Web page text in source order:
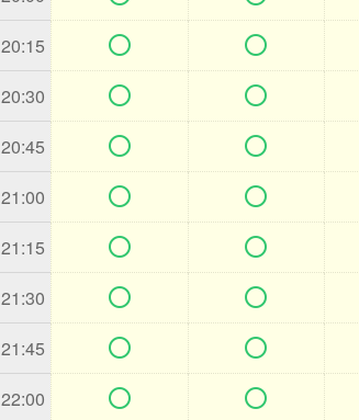
20:15  
20:30  
20:45  
21:00  
21:15  
21:30  
21:45  
22:00  